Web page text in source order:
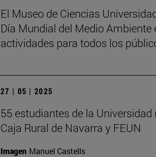
El Museo de Ciencias
Día Mundial del Medio
actividades para todos los
27 | 05 | 2025
55 estudiantes de la
Caja Rural de Navarra y FEUN
Imagen Manuel Castells